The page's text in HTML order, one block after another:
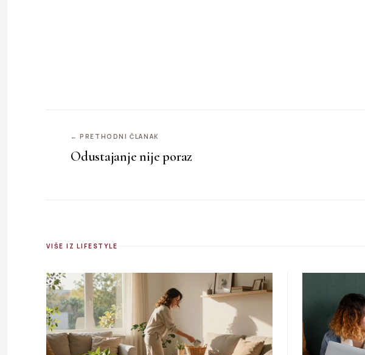
← PRETHODNI ČLANAK
Odustajanje nije poraz
VIŠE IZ LIFESTYLE